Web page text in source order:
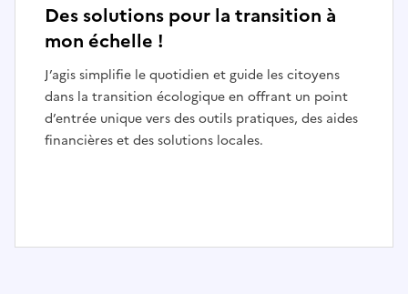
Des solutions pour la transition à
mon échelle !
J’agis simplifie le quotidien et guide les citoyens
dans la transition écologique en offrant un point
d’entrée unique vers des outils pratiques, des aides
financières et des solutions locales.